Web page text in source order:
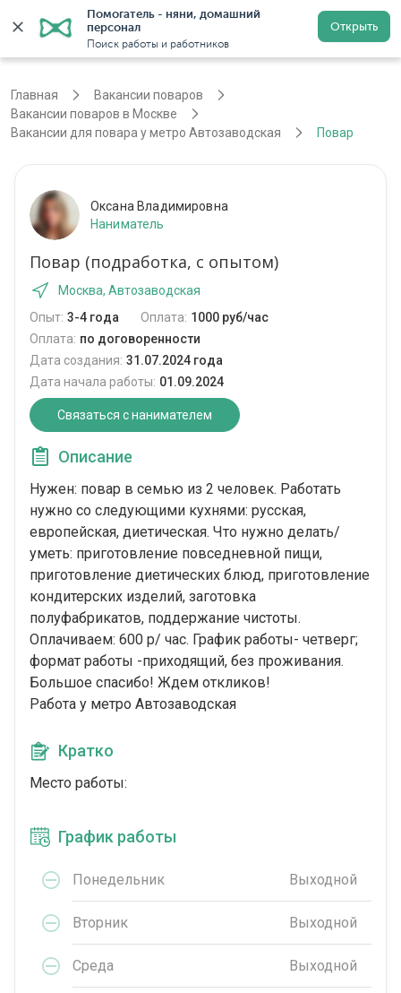
Помогатель - няни, домашний
персонал
Поиск работы и работников
Открыть
Регистрация
Главная
Вакансии поваров
Вакансии поваров в Москве
Вакансии для повара у метро Автозаводская
Повар
Оксана Владимировна
Наниматель
Повар (подработка, с опытом)
Москва, Автозаводская
Опыт: 3-4 года Оплата: 1000 руб/час
Оплата: по договоренности
Дата создания: 31.07.2024 года
Дата начала работы: 01.09.2024
Связаться с нанимателем
Описание
Нужен: повар в семью из 2 человек. Работать
нужно со следующими кухнями: русская,
европейская, диетическая. Что нужно делать/
уметь: приготовление повседневной пищи,
приготовление диетических блюд, приготовление
кондитерских изделий, заготовка
полуфабрикатов, поддержание чистоты.
Оплачиваем: 600 р/ час. График работы- четверг;
формат работы -приходящий, без проживания.
Большое спасибо! Ждем откликов!
Работа у метро Автозаводская
Кратко
Место работы:
График работы
Понедельник Выходной
Вторник Выходной
Среда Выходной